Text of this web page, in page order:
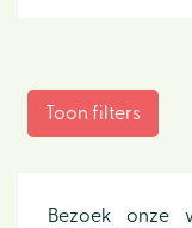
Toon filters
Bezoek onze